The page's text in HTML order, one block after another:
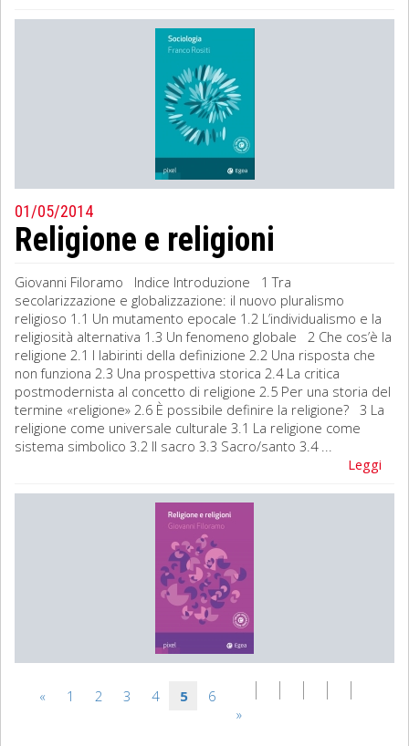
01/05/2014
Religione e religioni
Giovanni Filoramo Indice Introduzione 1 Tra
secolarizzazione e globalizzazione: il nuovo pluralismo
religioso 1.1 Un mutamento epocale 1.2 L’individualismo e la
religiosità alternativa 1.3 Un fenomeno globale 2 Che cos’è la
religione 2.1 I labirinti della definizione 2.2 Una risposta che
non funziona 2.3 Una prospettiva storica 2.4 La critica
postmodernista al concetto di religione 2.5 Per una storia del
termine «religione» 2.6 È possibile definire la religione? 3 La
religione come universale culturale 3.1 La religione come
sistema simbolico 3.2 Il sacro 3.3 Sacro/santo 3.4 ...
Leggi
« 1 2 3 4 5
6
»